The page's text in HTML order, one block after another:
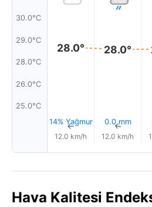
30.0°C
29.0°C
28.0°C
26.0°C
25.0°C
28.0°
14% Yağmur
↑
12.0 km/h
28.0°
0.0 mm
↑
12.0 km/h
Hava Kalitesi